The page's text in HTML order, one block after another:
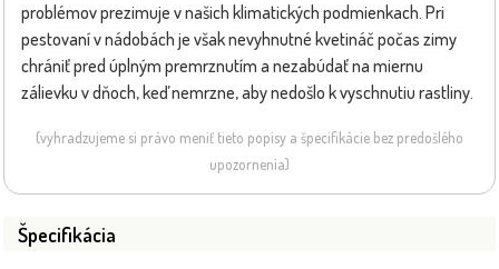
problémov prezimuje v našich klimatických podmienkach. Pri
pestovaní v nádobách je však nevyhnutné kvetináč počas zimy
chrániť pred úplným premrznutím a nezabúdať na miernu
zálievku v dňoch, keď nemrzne, aby nedošlo k vyschnutiu rastliny.
(vyhradzujeme si právo meniť tieto popisy a špecifikácie bez predošlého
upozornenia)
Špecifikácia